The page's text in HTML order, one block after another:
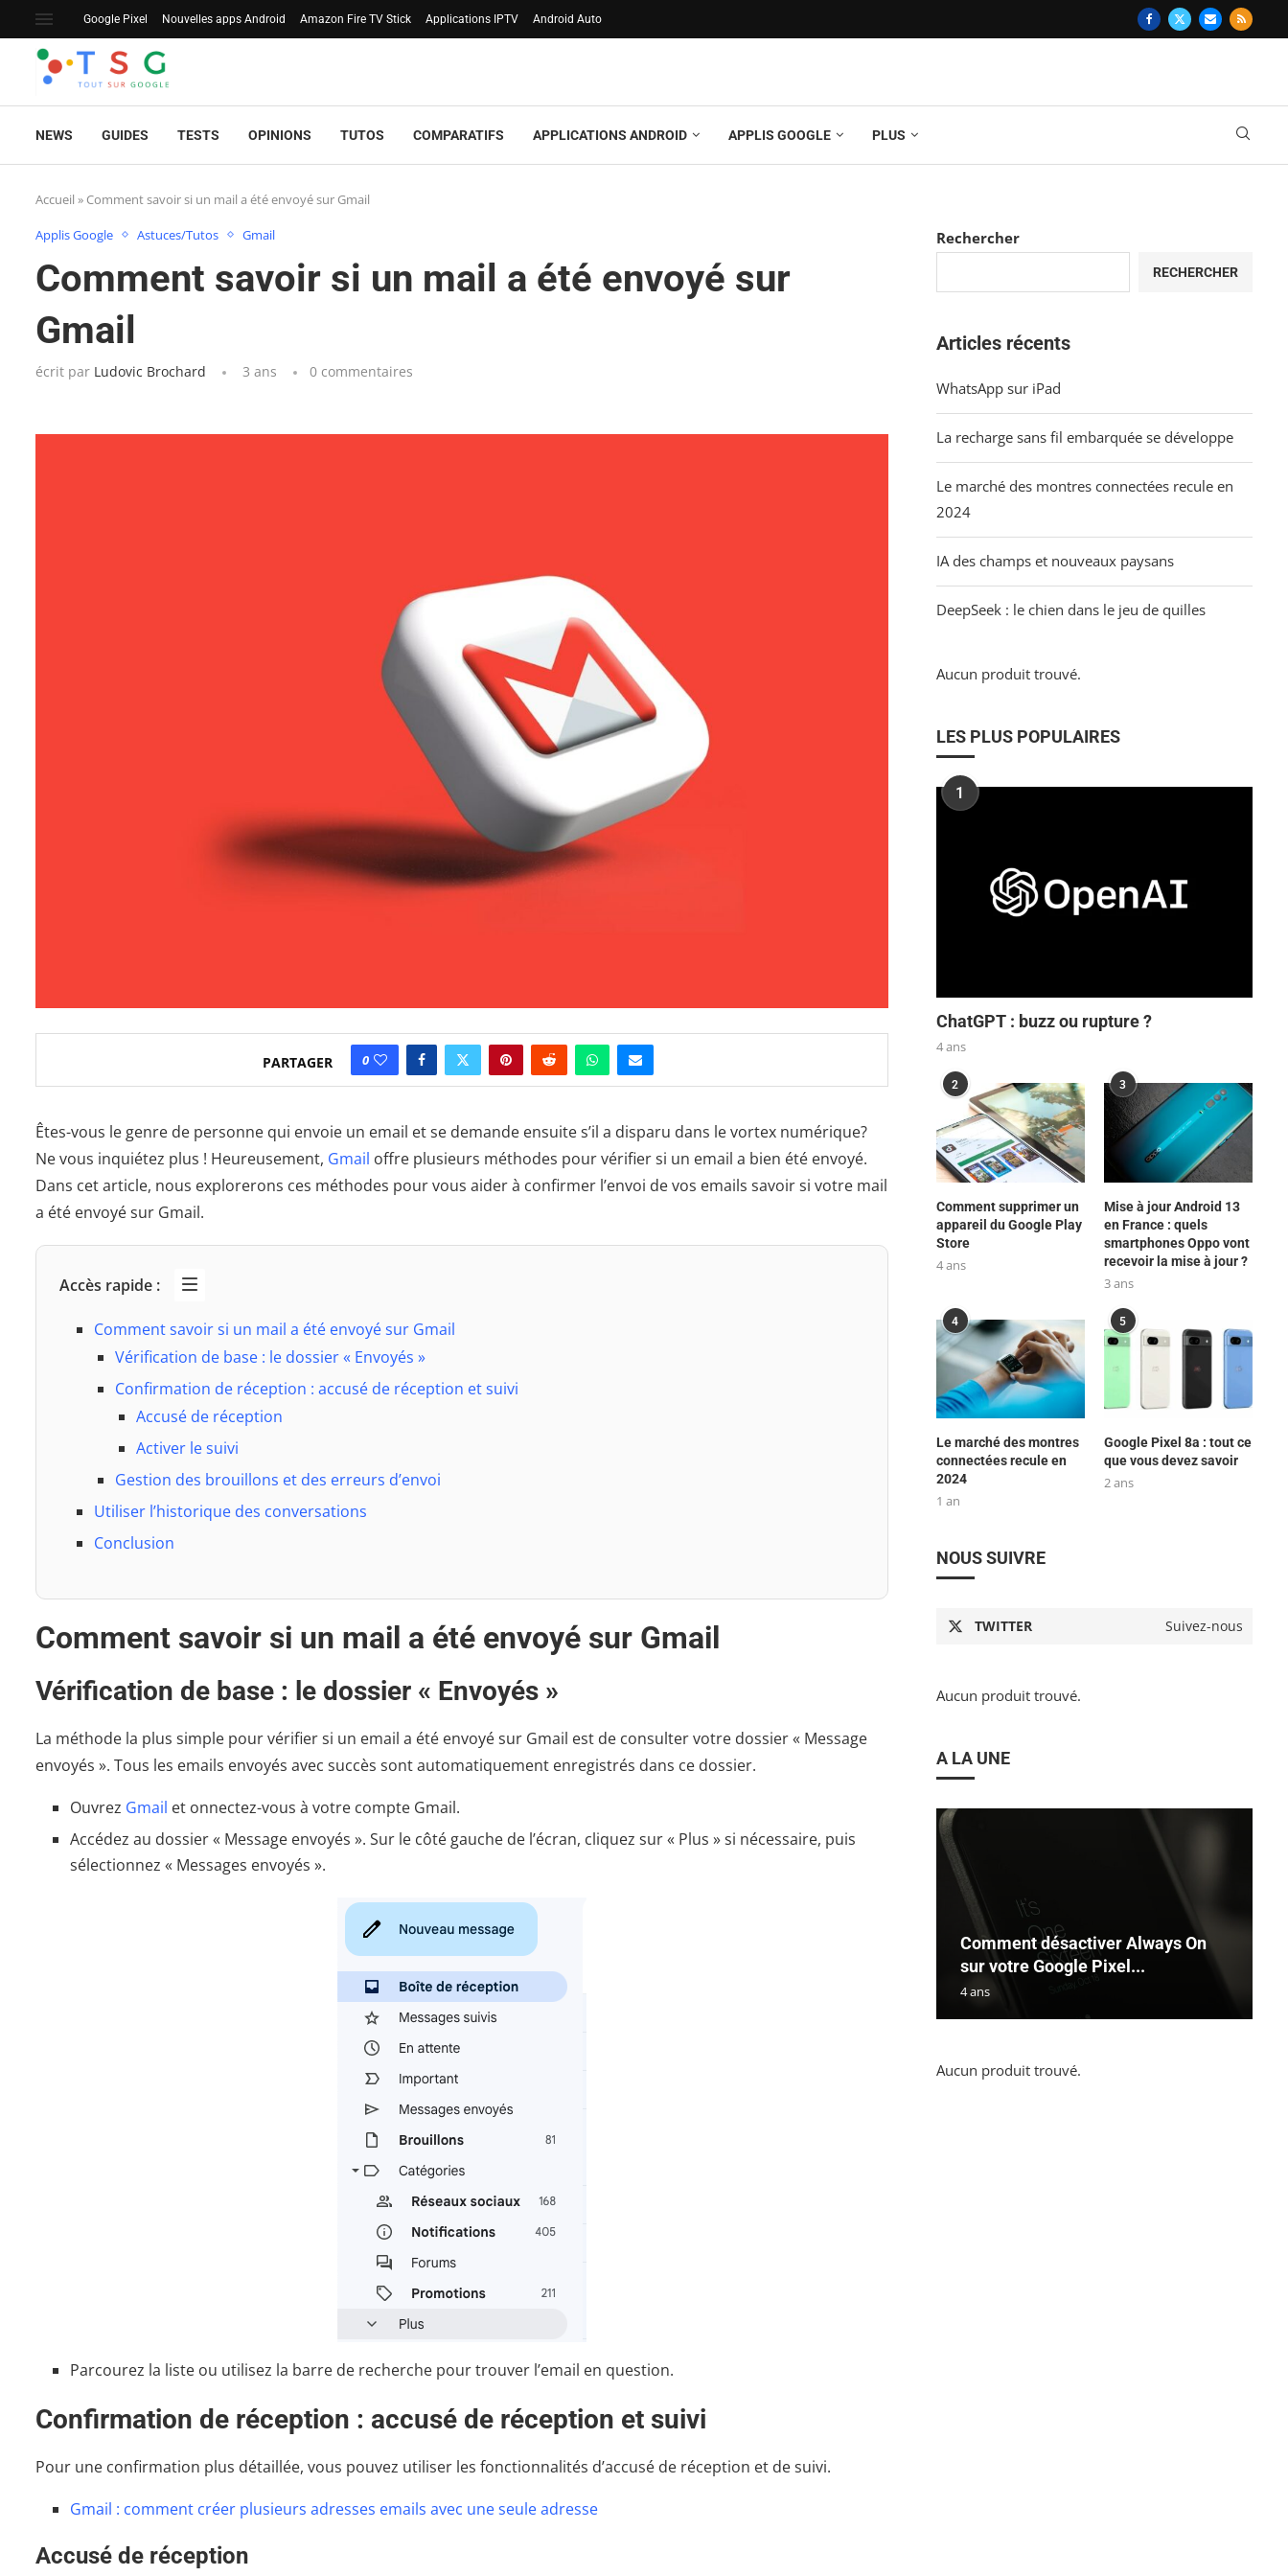
Google Pixel Nouvelles apps Android Amazon Fire TV Stick Applications IPTV Android Auto
NEWS GUIDES TESTS OPINIONS TUTOS COMPARATIFS APPLICATIONS ANDROID APPLIS GOOGLE PLUS
Accueil » Comment savoir si un mail a été envoyé sur Gmail
Applis Google Astuces/Tutos Gmail
Comment savoir si un mail a été envoyé sur
Gmail
écrit par Ludovic Brochard 3 ans 0 commentaires
PARTAGER 0
Êtes-vous le genre de personne qui envoie un email et se demande ensuite s’il a disparu dans le vortex numérique?
Ne vous inquiétez plus ! Heureusement, Gmail offre plusieurs méthodes pour vérifier si un email a bien été envoyé.
Dans cet article, nous explorerons ces méthodes pour vous aider à confirmer l’envoi de vos emails savoir si votre mail
a été envoyé sur Gmail.
Accès rapide :
Comment savoir si un mail a été envoyé sur Gmail
Vérification de base : le dossier « Envoyés »
Confirmation de réception : accusé de réception et suivi
Accusé de réception
Activer le suivi
Gestion des brouillons et des erreurs d’envoi
Utiliser l’historique des conversations
Conclusion
Comment savoir si un mail a été envoyé sur Gmail
Vérification de base : le dossier « Envoyés »
La méthode la plus simple pour vérifier si un email a été envoyé sur Gmail est de consulter votre dossier « Message
envoyés ». Tous les emails envoyés avec succès sont automatiquement enregistrés dans ce dossier.
Ouvrez Gmail et onnectez-vous à votre compte Gmail.
Accédez au dossier « Message envoyés ». Sur le côté gauche de l’écran, cliquez sur « Plus » si nécessaire, puis
sélectionnez « Messages envoyés ».
Parcourez la liste ou utilisez la barre de recherche pour trouver l’email en question.
Confirmation de réception : accusé de réception et suivi
Pour une confirmation plus détaillée, vous pouvez utiliser les fonctionnalités d’accusé de réception et de suivi.
Gmail : comment créer plusieurs adresses emails avec une seule adresse
Accusé de réception
Rechercher
RECHERCHER
Articles récents
WhatsApp sur iPad
La recharge sans fil embarquée se développe
Le marché des montres connectées recule en
2024
IA des champs et nouveaux paysans
DeepSeek : le chien dans le jeu de quilles
Aucun produit trouvé.
LES PLUS POPULAIRES
1
ChatGPT : buzz ou rupture ?
4 ans
2
Comment supprimer un
appareil du Google Play
Store
4 ans
3
Mise à jour Android 13
en France : quels
smartphones Oppo vont
recevoir la mise à jour ?
3 ans
4
Le marché des montres
connectées recule en
2024
1 an
5
Google Pixel 8a : tout ce
que vous devez savoir
2 ans
NOUS SUIVRE
TWITTER Suivez-nous
Aucun produit trouvé.
A LA UNE
Comment désactiver Always On
sur votre Google Pixel...
4 ans
Aucun produit trouvé.